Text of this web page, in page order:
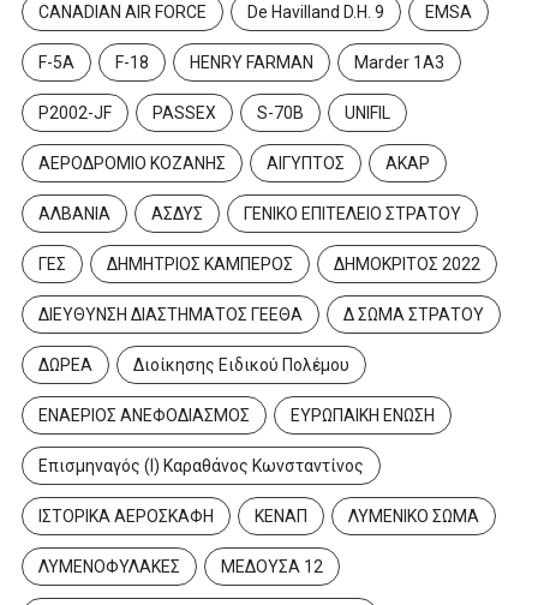
CANADIAN AIR FORCE De Havilland D.H. 9 EMSA
F-5A F-18 HENRY FARMAN Marder 1A3
P2002-JF PASSEX S-70B UNIFIL
ΑΕΡΟΔΡΟΜΙΟ ΚΟΖΑΝΗΣ ΑΙΓΥΠΤΟΣ ΑΚΑΡ
ΑΛΒΑΝΙΑ ΑΣΔΥΣ ΓΕΝΙΚΟ ΕΠΙΤΕΛΕΙΟ ΣΤΡΑΤΟΥ
ΓΕΣ ΔΗΜΗΤΡΙΟΣ ΚΑΜΠΕΡΟΣ ΔΗΜΟΚΡΙΤΟΣ 2022
ΔΙΕΥΘΥΝΣΗ ΔΙΑΣΤΗΜΑΤΟΣ ΓΕΕΘΑ Δ ΣΩΜΑ ΣΤΡΑΤΟΥ
ΔΩΡΕΑ Διοίκησης Ειδικού Πολέμου
ΕΝΑΕΡΙΟΣ ΑΝΕΦΟΔΙΑΣΜΟΣ ΕΥΡΩΠΑΙΚΗ ΕΝΩΣΗ
Επισμηναγός (Ι) Καραθάνος Κωνσταντίνος
ΙΣΤΟΡΙΚΑ ΑΕΡΟΣΚΑΦΗ ΚΕΝΑΠ ΛΥΜΕΝΙΚΟ ΣΩΜΑ
ΛΥΜΕΝΟΦΥΛΑΚΕΣ ΜΕΔΟΥΣΑ 12